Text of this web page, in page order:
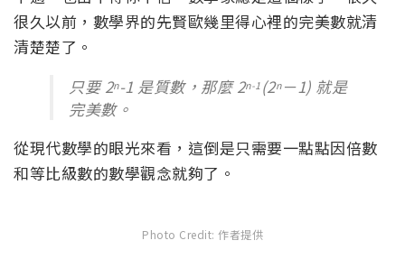
很久以前，數學界的先賢歐幾里得心裡的完美數就清
清楚楚了。
只要 2n-1 是質數，那麼 2n-1 (2n－1) 就是
完美數。
從現代數學的眼光來看，這倒是只需要一點點因倍數
和等比級數的數學觀念就夠了。
Photo Credit: 作者提供